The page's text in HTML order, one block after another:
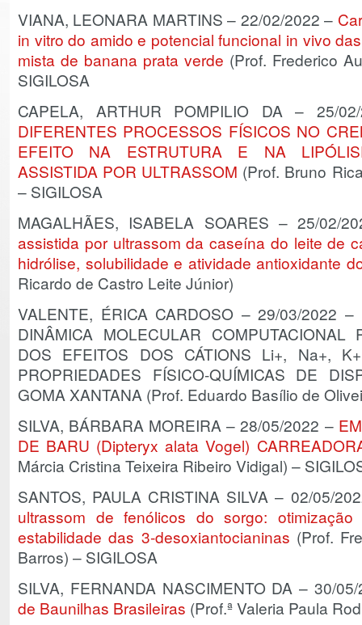
VIANA, LEONARA MARTINS – 22/02/2022 –
in vitro do amido e potencial funcional in vivo
mista de banana prata verde (Prof. Frederico
SIGILOSA
CAPELA, ARTHUR POMPILIO DA – 25/
DIFERENTES PROCESSOS FÍSICOS NO
EFEITO NA ESTRUTURA E NA
ASSISTIDA POR ULTRASSOM (Prof. Bruno
– SIGILOSA
MAGALHÃES, ISABELA SOARES – 25/02/
assistida por ultrassom da caseína do leite de
hidrólise, solubilidade e atividade antioxidante
Ricardo de Castro Leite Júnior)
VALENTE, ÉRICA CARDOSO – 29/03/2022 –
DINÂMICA MOLECULAR COMPUTACIONAL
DOS EFEITOS DOS CÁTIONS Li+, Na+,
PROPRIEDADES FÍSICO-QUÍMICAS DE
GOMA XANTANA (Prof. Eduardo Basílio de
SILVA, BÁRBARA MOREIRA – 28/05/2022 –
DE BARU (Dipteryx alata Vogel)
Márcia Cristina Teixeira Ribeiro Vidigal) –
SANTOS, PAULA CRISTINA SILVA – 02/05/
ultrassom de fenólicos do sorgo:
estabilidade das 3-desoxiantocianinas (Prof.
Barros) – SIGILOSA
SILVA, FERNANDA NASCIMENTO DA – 30/
de Baunilhas Brasileiras (Prof.ª Valeria Paula